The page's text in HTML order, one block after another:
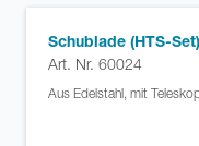
Schublade (HTS-
Art. Nr. 60024
Aus Edelstahl, mit